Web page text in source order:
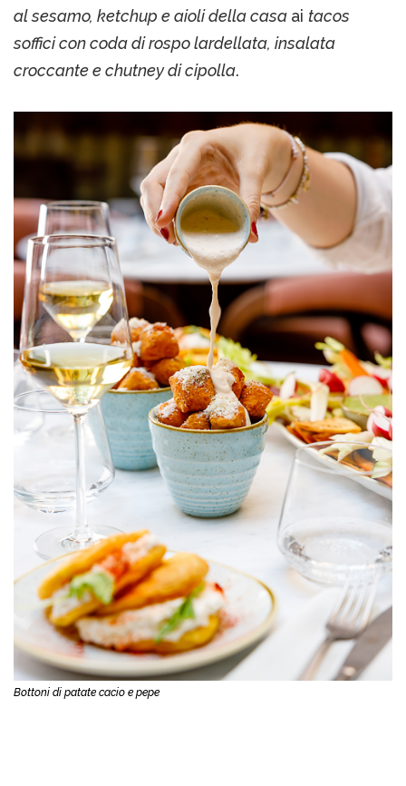
al sesamo, ketchup e aioli della casa ai tacos
soffici con coda di rospo lardellata, insalata
croccante e chutney di cipolla.
Bottoni di patate cacio e pepe